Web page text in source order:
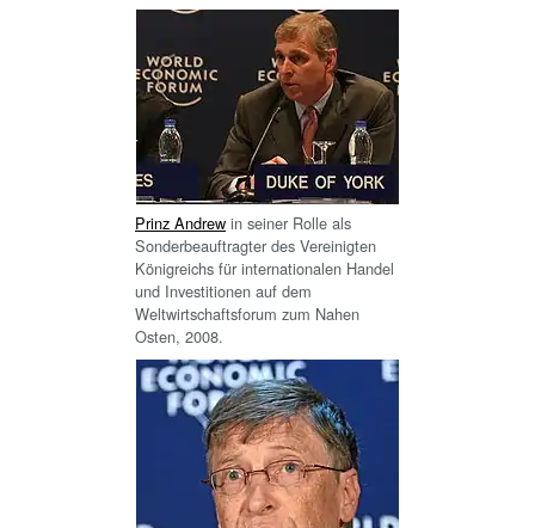
Prinz Andrew in seiner Rolle als
Sonderbeauftragter des Vereinigten
Königreichs für internationalen Handel
und Investitionen auf dem
Weltwirtschaftsforum zum Nahen
Osten, 2008.